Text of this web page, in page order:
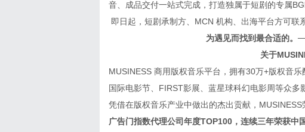
音、成品交付一站式完成，打造独属于短剧的专属
即日起，短剧承制方、MCN 机构、出海平台方可联
为遇见而找到最合适的。
关于
MUSINESS 商用版权音乐平台，拥有30万+版权音
国际电影节、FIRST影展、蓝星球科幻电影周等众多
凭借在版权音乐产业中做出的杰出贡献，MUSINESS
广告门指数代理公司年度TOP100，连续三年荣获中